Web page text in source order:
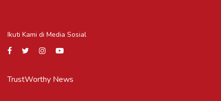
Ikuti Kami di Media Sosial
TrustWorthy News